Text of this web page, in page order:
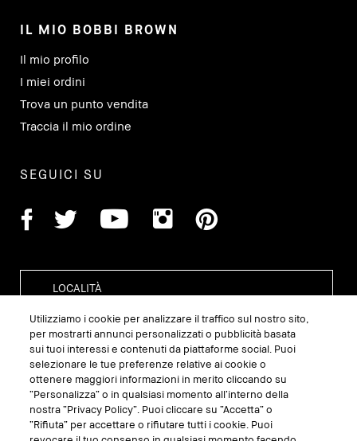
IL MIO BOBBI BROWN
Il mio profilo
I miei ordini
Trova un punto vendita
Traccia il mio ordine
SEGUICI SU
GESTISCI I COOKIE DEL SITO
TERMINI E CONDIZIONI
INFORMATIVA SULLA PRIVACY
REGOLAMENTO PROMO
Utilizziamo i cookie per analizzare il traffico sul nostro sito,
per mostrarti annunci personalizzati o pubblicità basata
sui tuoi interessi e contenuti da piattaforme social. Puoi
selezionare le tue preferenze relative ai cookie o
ottenere maggiori informazioni in merito cliccando su
“Personalizza” o in qualsiasi momento all’interno della
nostra “Privacy Policy”. Puoi cliccare su “Accetta” o
“Rifiuta” per accettare o rifiutare tutti i cookie. Puoi